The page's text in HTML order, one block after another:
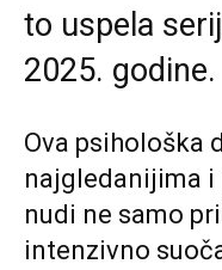
to uspela
2025. godine.
Ova psihološka
najgledanijima
nudi ne samo
intenzivno